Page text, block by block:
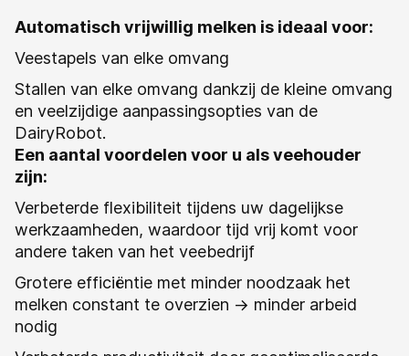
Automatisch vrijwillig melken is ideaal voor:
Veestapels van elke omvang
Stallen van elke omvang dankzij de kleine omvang
en veelzijdige aanpassingsopties van de
DairyRobot.
Een aantal voordelen voor u als veehouder
zijn:
Verbeterde flexibiliteit tijdens uw dagelijkse
werkzaamheden, waardoor tijd vrij komt voor
andere taken van het veebedrijf
Grotere efficiëntie met minder noodzaak het
melken constant te overzien -> minder arbeid
nodig